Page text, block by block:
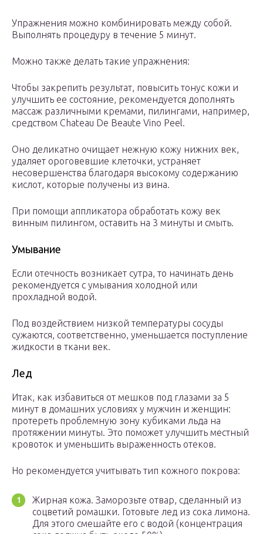
Упражнения можно комбинировать между собой.
Выполнять процедуру в течение 5 минут.
Можно также делать такие упражнения:
Чтобы закрепить результат, повысить тонус кожи и
улучшить ее состояние, рекомендуется дополнять
массаж различными кремами, пилингами, например,
средством Chateau De Beaute Vino Peel.
Оно деликатно очищает нежную кожу нижних век,
удаляет ороговевшие клеточки, устраняет
несовершенства благодаря высокому содержанию
кислот, которые получены из вина.
При помощи аппликатора обработать кожу век
винным пилингом, оставить на 3 минуты и смыть.
Умывание
Если отечность возникает сутра, то начинать день
рекомендуется с умывания холодной или
прохладной водой.
Под воздействием низкой температуры сосуды
сужаются, соответственно, уменьшается поступление
жидкости в ткани век.
Лед
Итак, как избавиться от мешков под глазами за 5
минут в домашних условиях у мужчин и женщин:
протереть проблемную зону кубиками льда на
протяжении минуты. Это поможет улучшить местный
кровоток и уменьшить выраженность отеков.
Но рекомендуется учитывать тип кожного покрова:
Жирная кожа. Заморозьте отвар, сделанный из
соцветий ромашки. Готовьте лед из сока лимона.
Для этого смешайте его с водой (концентрация